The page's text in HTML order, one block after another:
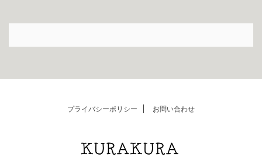
プライバシーポリシー お問い合わせ